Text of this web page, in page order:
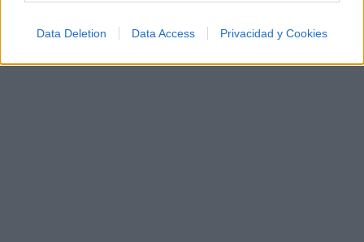
Data Deletion Data Access Privacidad y Cookies
Z #